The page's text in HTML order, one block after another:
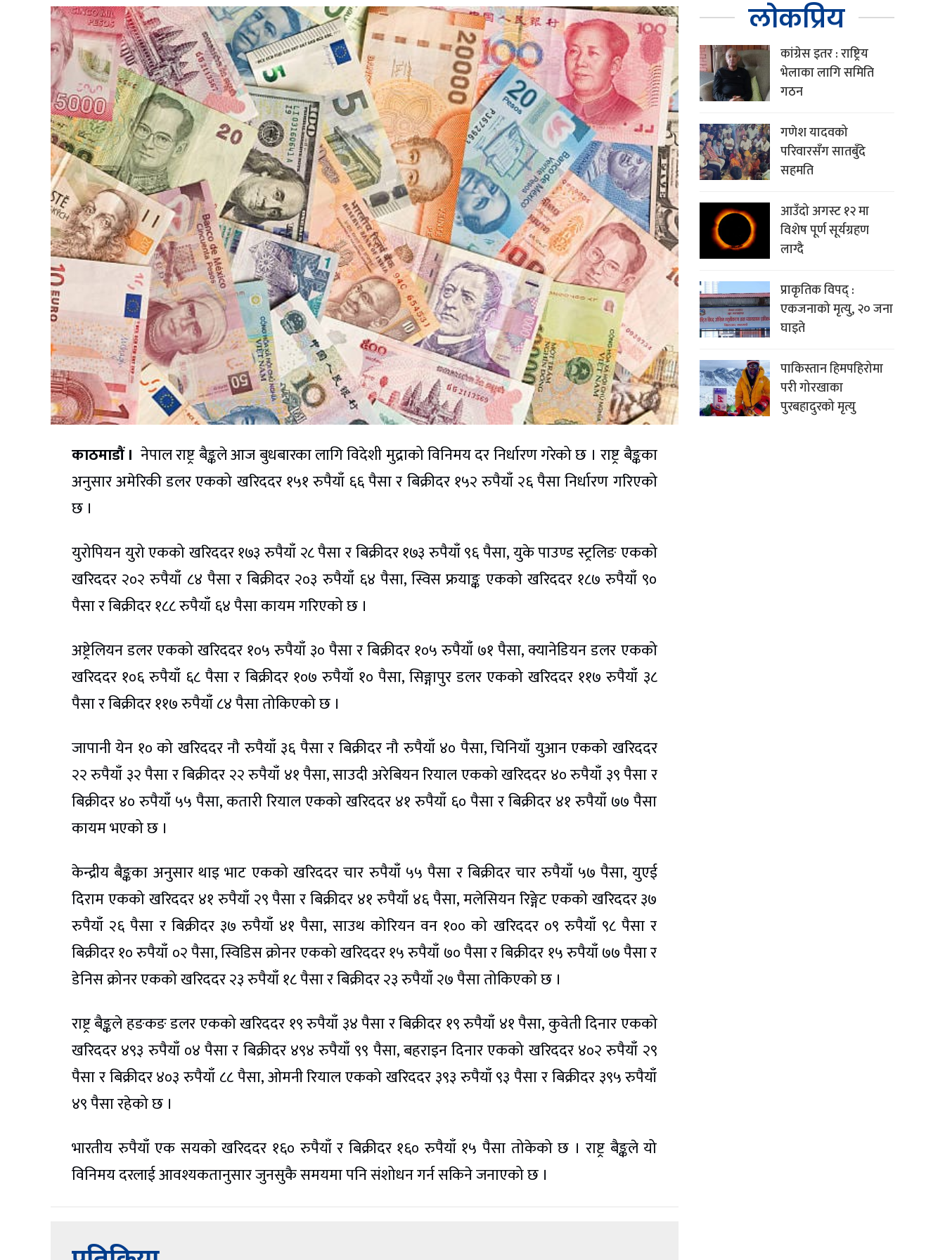
काठमाडौं । नेपाल राष्ट्र बैङ्कले आज बुधबारका लागि विदेशी मुद्राको विनिमय दर निर्धारण गरेको छ । राष्ट्र बैङ्कका
अनुसार अमेरिकी डलर एकको खरिददर १५१ रुपैयाँ ६६ पैसा र बिक्रीदर १५२ रुपैयाँ २६ पैसा निर्धारण गरिएको
छ ।
युरोपियन युरो एकको खरिददर १७३ रुपैयाँ २८ पैसा र बिक्रीदर १७३ रुपैयाँ ९६ पैसा, युके पाउण्ड स्ट्रलिङ एकको
खरिददर २०२ रुपैयाँ ८४ पैसा र बिक्रीदर २०३ रुपैयाँ ६४ पैसा, स्विस फ्रयाङ्क एकको खरिददर १८७ रुपैयाँ ९०
पैसा र बिक्रीदर १८८ रुपैयाँ ६४ पैसा कायम गरिएको छ ।
अष्ट्रेलियन डलर एकको खरिददर १०५ रुपैयाँ ३० पैसा र बिक्रीदर १०५ रुपैयाँ ७१ पैसा, क्यानेडियन डलर एकको
खरिददर १०६ रुपैयाँ ६८ पैसा र बिक्रीदर १०७ रुपैयाँ १० पैसा, सिङ्गापुर डलर एकको खरिददर ११७ रुपैयाँ ३८
पैसा र बिक्रीदर ११७ रुपैयाँ ८४ पैसा तोकिएको छ ।
जापानी येन १० को खरिददर नौ रुपैयाँ ३६ पैसा र बिक्रीदर नौ रुपैयाँ ४० पैसा, चिनियाँ युआन एकको खरिददर
२२ रुपैयाँ ३२ पैसा र बिक्रीदर २२ रुपैयाँ ४१ पैसा, साउदी अरेबियन रियाल एकको खरिददर ४० रुपैयाँ ३९ पैसा र
बिक्रीदर ४० रुपैयाँ ५५ पैसा, कतारी रियाल एकको खरिददर ४१ रुपैयाँ ६० पैसा र बिक्रीदर ४१ रुपैयाँ ७७ पैसा
कायम भएको छ ।
केन्द्रीय बैङ्कका अनुसार थाइ भाट एकको खरिददर चार रुपैयाँ ५५ पैसा र बिक्रीदर चार रुपैयाँ ५७ पैसा, युएई
दिराम एकको खरिददर ४१ रुपैयाँ २९ पैसा र बिक्रीदर ४१ रुपैयाँ ४६ पैसा, मलेसियन रिङ्गेट एकको खरिददर ३७
रुपैयाँ २६ पैसा र बिक्रीदर ३७ रुपैयाँ ४१ पैसा, साउथ कोरियन वन १०० को खरिददर ०९ रुपैयाँ ९८ पैसा र
बिक्रीदर १० रुपैयाँ ०२ पैसा, स्विडिस क्रोनर एकको खरिददर १५ रुपैयाँ ७० पैसा र बिक्रीदर १५ रुपैयाँ ७७ पैसा र
डेनिस क्रोनर एकको खरिददर २३ रुपैयाँ १८ पैसा र बिक्रीदर २३ रुपैयाँ २७ पैसा तोकिएको छ ।
राष्ट्र बैङ्कले हङकङ डलर एकको खरिददर १९ रुपैयाँ ३४ पैसा र बिक्रीदर १९ रुपैयाँ ४१ पैसा, कुवेती दिनार एकको
खरिददर ४९३ रुपैयाँ ०४ पैसा र बिक्रीदर ४९४ रुपैयाँ ९९ पैसा, बहराइन दिनार एकको खरिददर ४०२ रुपैयाँ २९
पैसा र बिक्रीदर ४०३ रुपैयाँ ८८ पैसा, ओमनी रियाल एकको खरिददर ३९३ रुपैयाँ ९३ पैसा र बिक्रीदर ३९५ रुपैयाँ
४९ पैसा रहेको छ ।
भारतीय रुपैयाँ एक सयको खरिददर १६० रुपैयाँ र बिक्रीदर १६० रुपैयाँ १५ पैसा तोकेको छ । राष्ट्र बैङ्कले यो
विनिमय दरलाई आवश्यकतानुसार जुनसुकै समयमा पनि संशोधन गर्न सकिने जनाएको छ ।
लोकप्रिय
कांग्रेस इतर : राष्ट्रिय
भेलाका लागि समिति
गठन
गणेश यादवको
परिवारसँग सातबुँदे
सहमति
आउँदो अगस्ट १२ मा
विशेष पूर्ण सूर्यग्रहण
लाग्दै
प्राकृतिक विपद् :
एकजनाको मृत्यु, २० जना
घाइते
पाकिस्तान हिमपहिरोमा
परी गोरखाका
पुरबहादुरको मृत्यु